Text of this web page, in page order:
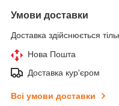
Умови доставки
Доставка здійснюється
Нова Пошта
Доставка кур'єром
Всі умови доставки